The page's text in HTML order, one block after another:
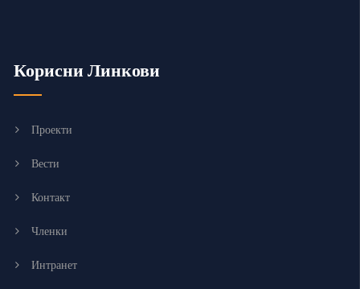
Корисни Линкови
Проекти
Вести
Контакт
Членки
Интранет